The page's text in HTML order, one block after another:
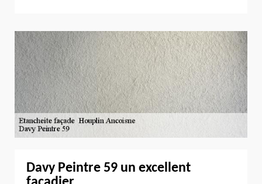
Davy Peintre 59 un excellent